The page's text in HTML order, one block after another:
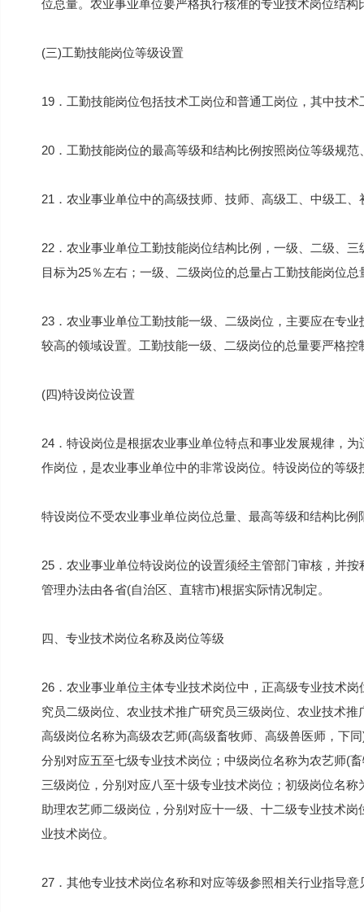
位总量。农业事业单位要严格执行核准的专业技术岗位结构
(三)工勤技能岗位等级设置
19．工勤技能岗位包括技术工岗位和普通工岗位，其中技
20．工勤技能岗位的最高等级和结构比例按照岗位等级规
21．农业事业单位中的高级技师、技师、高级工、中级工
22．农业事业单位工勤技能岗位结构比例，一级、二级、
目标为25％左右；一级、二级岗位的总量占工勤技能岗位
23．农业事业单位工勤技能一级、二级岗位，主要应在专
较高的领域设置。工勤技能一级、二级岗位的总量要严格控
(四)特设岗位设置
24．特设岗位是根据农业事业单位特点和事业发展规律，
作岗位，是农业事业单位中的非常设岗位。特设岗位的等级
特设岗位不受农业事业单位岗位总量、最高等级和结构比
25．农业事业单位特设岗位的设置须经主管部门审核，并
管理办法由各省(自治区、直辖市)根据实际情况制定。
四、专业技术岗位名称及岗位等级
26．农业事业单位主体专业技术岗位中，正高级专业技术
究员二级岗位、农业技术推广研究员三级岗位、农业技术
高级岗位名称为高级农艺师(高级畜牧师、高级兽医师，下
分别对应五至七级专业技术岗位；中级岗位名称为农艺师(
三级岗位，分别对应八至十级专业技术岗位；初级岗位名
助理农艺师二级岗位，分别对应十一级、十二级专业技术
业技术岗位。
27．其他专业技术岗位名称和对应等级参照相关行业指导意